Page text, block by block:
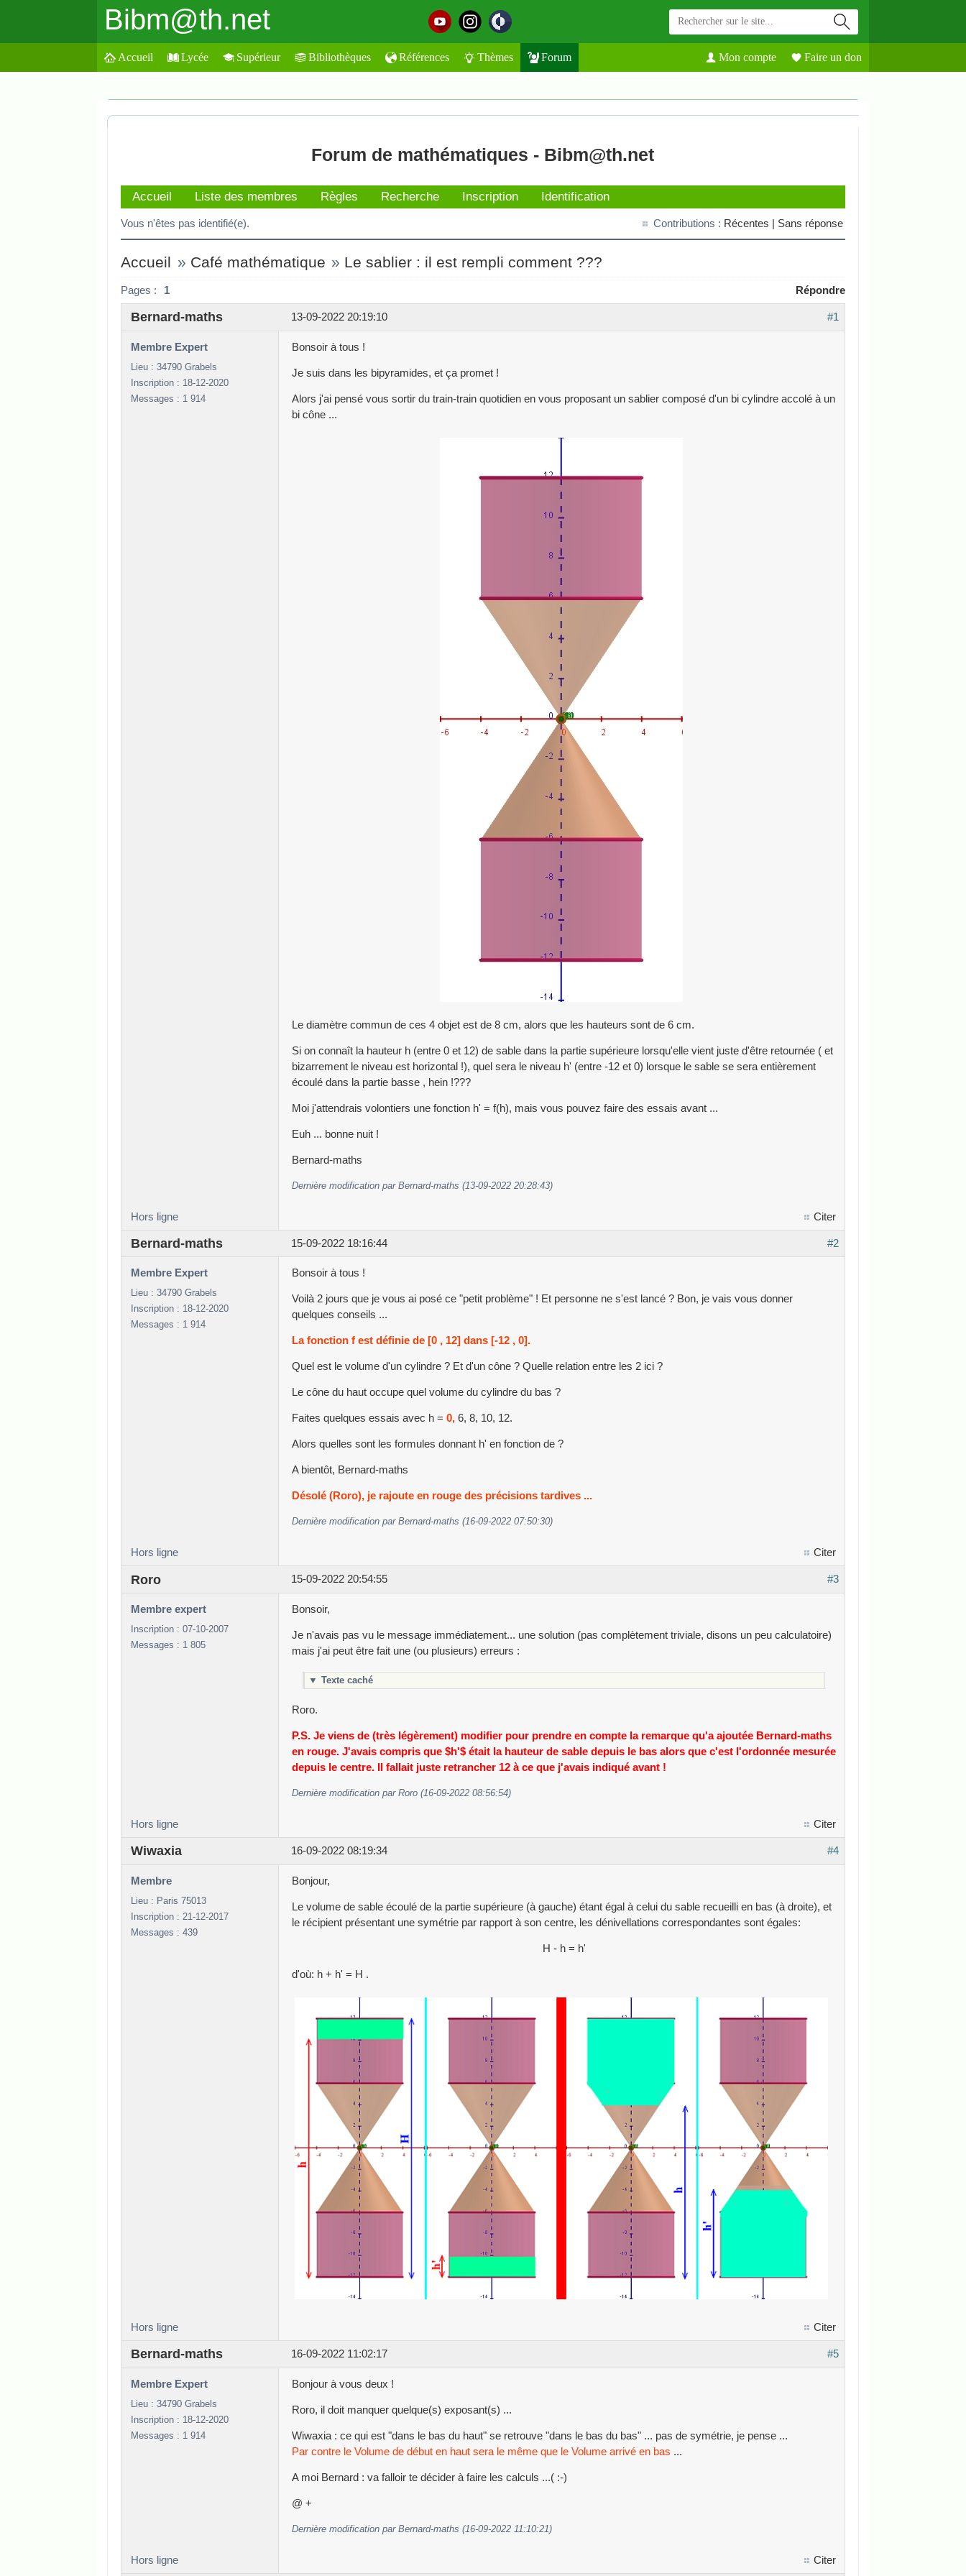
Bibm@th.net
Accueil Lycée Supérieur Bibliothèques Références Thèmes Forum Mon compte Faire un don
Forum de mathématiques - Bibm@th.net
Accueil Liste des membres Règles Recherche Inscription Identification
Vous n'êtes pas identifié(e). Contributions : Récentes | Sans réponse
Accueil » Café mathématique » Le sablier : il est rempli comment ???
Pages : 1 Répondre
#1
13-09-2022 20:19:10
Bernard-maths
Membre Expert
Lieu : 34790 Grabels
Inscription : 18-12-2020
Messages : 1 914
Bonsoir à tous !
Je suis dans les bipyramides, et ça promet !
Alors j'ai pensé vous sortir du train-train quotidien en vous proposant un sablier composé d'un bi cylindre accolé à un
bi cône ...
Le diamètre commun de ces 4 objet est de 8 cm, alors que les hauteurs sont de 6 cm.
Si on connaît la hauteur h (entre 0 et 12) de sable dans la partie supérieure lorsqu'elle vient juste d'être retournée ( et
bizarrement le niveau est horizontal !), quel sera le niveau h' (entre -12 et 0) lorsque le sable se sera entièrement
écoulé dans la partie basse , hein !???
Moi j'attendrais volontiers une fonction h' = f(h), mais vous pouvez faire des essais avant ...
Euh ... bonne nuit !
Bernard-maths
Dernière modification par Bernard-maths (13-09-2022 20:28:43)
Hors ligne Citer
#2
15-09-2022 18:16:44
Bernard-maths
Membre Expert
Lieu : 34790 Grabels
Inscription : 18-12-2020
Messages : 1 914
Bonsoir à tous !
Voilà 2 jours que je vous ai posé ce "petit problème" ! Et personne ne s'est lancé ? Bon, je vais vous donner
quelques conseils ...
La fonction f est définie de [0 , 12] dans [-12 , 0].
Quel est le volume d'un cylindre ? Et d'un cône ? Quelle relation entre les 2 ici ?
Le cône du haut occupe quel volume du cylindre du bas ?
Faites quelques essais avec h = 0, 6, 8, 10, 12.
Alors quelles sont les formules donnant h' en fonction de ?
A bientôt, Bernard-maths
Désolé (Roro), je rajoute en rouge des précisions tardives ...
Dernière modification par Bernard-maths (16-09-2022 07:50:30)
Hors ligne Citer
#3
15-09-2022 20:54:55
Roro
Membre expert
Inscription : 07-10-2007
Messages : 1 805
Bonsoir,
Je n'avais pas vu le message immédiatement... une solution (pas complètement triviale, disons un peu calculatoire)
mais j'ai peut être fait une (ou plusieurs) erreurs :
▼ Texte caché
Roro.
P.S. Je viens de (très légèrement) modifier pour prendre en compte la remarque qu'a ajoutée Bernard-maths
en rouge. J'avais compris que $h'$ était la hauteur de sable depuis le bas alors que c'est l'ordonnée mesurée
depuis le centre. Il fallait juste retrancher 12 à ce que j'avais indiqué avant !
Dernière modification par Roro (16-09-2022 08:56:54)
Hors ligne Citer
#4
16-09-2022 08:19:34
Wiwaxia
Membre
Lieu : Paris 75013
Inscription : 21-12-2017
Messages : 439
Bonjour,
Le volume de sable écoulé de la partie supérieure (à gauche) étant égal à celui du sable recueilli en bas (à droite), et
le récipient présentant une symétrie par rapport à son centre, les dénivellations correspondantes sont égales:
H - h = h'
d'où: h + h' = H .
Hors ligne Citer
#5
16-09-2022 11:02:17
Bernard-maths
Membre Expert
Lieu : 34790 Grabels
Inscription : 18-12-2020
Messages : 1 914
Bonjour à vous deux !
Roro, il doit manquer quelque(s) exposant(s) ...
Wiwaxia : ce qui est "dans le bas du haut" se retrouve "dans le bas du bas" ... pas de symétrie, je pense ...
Par contre le Volume de début en haut sera le même que le Volume arrivé en bas ...
A moi Bernard : va falloir te décider à faire les calculs ...( :-)
@ +
Dernière modification par Bernard-maths (16-09-2022 11:10:21)
Hors ligne Citer